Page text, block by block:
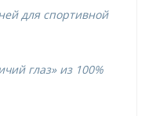
для спортивной
глаз» из 100%